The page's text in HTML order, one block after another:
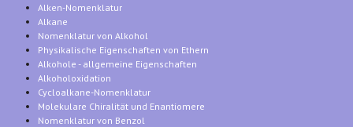
Alken-Nomenklatur
Alkane
Nomenklatur von Alkohol
Physikalische Eigenschaften von Ethern
Alkohole - allgemeine Eigenschaften
Alkoholoxidation
Cycloalkane-Nomenklatur
Molekulare Chiralität und Enantiomere
Nomenklatur von Benzol